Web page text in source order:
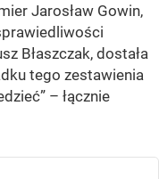
Jarosław Gowin,
Błaszczak, dostała
tego zestawienia
– łącznie